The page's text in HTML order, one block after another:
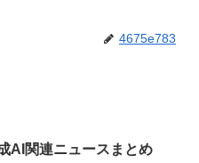
4675e783
AI関連ニュースまとめ